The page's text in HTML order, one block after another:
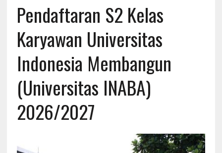
Pendaftaran S2 Kelas
Karyawan Universitas
Indonesia Membangun
(Universitas INABA)
2026/2027